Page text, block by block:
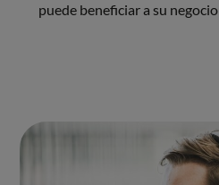
puede beneficiar a su negocio